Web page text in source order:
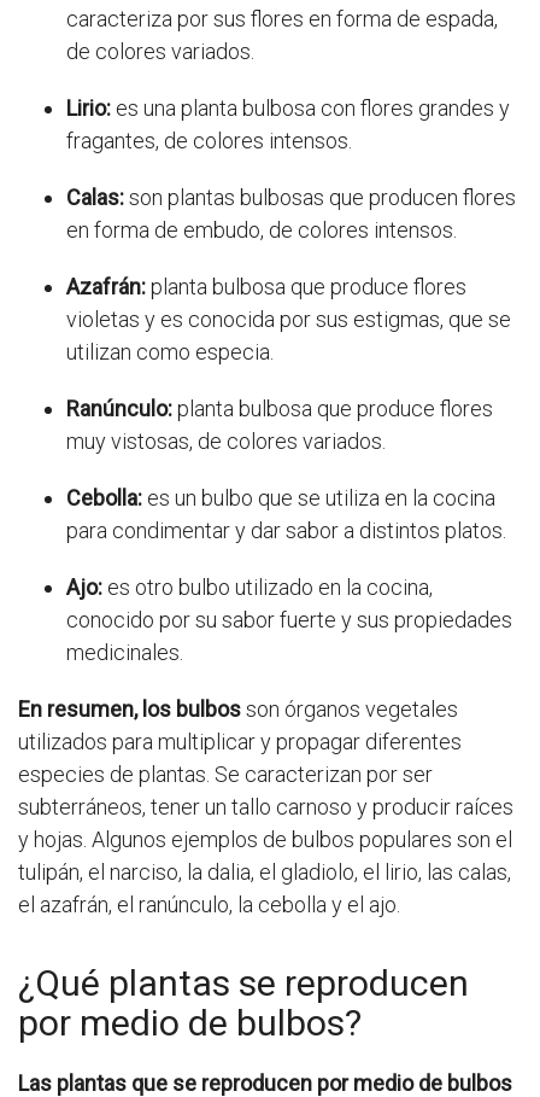
caracteriza por sus flores en forma de espada,
de colores variados.
Lirio: es una planta bulbosa con flores grandes y
fragantes, de colores intensos.
Calas:son plantas bulbosas que producen flores
en forma de embudo, de colores intensos.
Azafrán:planta bulbosa que produce flores
violetas y es conocida por sus estigmas, que se
utilizan como especia.
Ranúnculo:planta bulbosa que produce flores
muy vistosas, de colores variados.
Cebolla: es un bulbo que se utiliza en la cocina
para condimentar y dar sabor a distintos platos.
Ajo: es otro bulbo utilizado en la cocina,
conocido por su sabor fuerte y sus propiedades
medicinales.
En resumen, los bulbosson órganos vegetales
utilizados para multiplicar y propagar diferentes
especies de plantas. Se caracterizan por ser
subterráneos, tener un tallo carnoso y producir raíces
y hojas. Algunos ejemplos de bulbos populares son el
tulipán, el narciso, la dalia, el gladiolo, el lirio, las calas,
el azafrán, el ranúnculo, la cebolla y el ajo.
¿Qué plantas se reproducen
por medio de bulbos?
Las plantas que se reproducen por medio de bulbos